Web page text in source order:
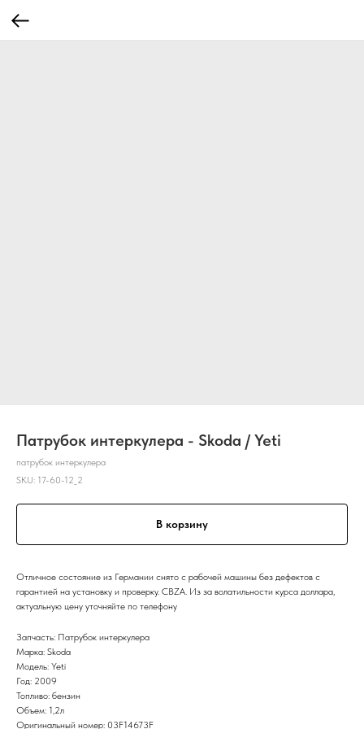
Патрубок интеркулера - Skoda / Yeti
патрубок интеркулера
SKU: 17-60-12_2
В корзину
Отличное состояние из Германии снято с рабочей машины без дефектов с
гарантией на установку и проверку. CBZA. Из за волатильности курса доллара,
актуальную цену уточняйте по телефону
Запчасть: Патрубок интеркулера
Марка: Skoda
Модель: Yeti
Год: 2009
Топливо: бензин
Объем: 1,2л
Оригинальный номер: 03F14673F